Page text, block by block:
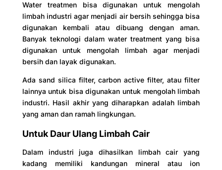
Water treatmen bisa digunakan untuk mengolah
limbah industri agar menjadi air bersih sehingga bisa
digunakan kembali atau dibuang dengan aman.
Banyak teknologi dalam water treatment yang bisa
digunakan untuk mengolah limbah agar menjadi
bersih dan layak digunakan.
Ada sand silica filter, carbon active filter, atau filter
lainnya untuk bisa digunakan untuk mengolah limbah
industri. Hasil akhir yang diharapkan adalah limbah
yang aman dan ramah lingkungan.
Untuk Daur Ulang Limbah Cair
Dalam industri juga dihasilkan limbah cair yang
kadang memiliki kandungan mineral atau ion